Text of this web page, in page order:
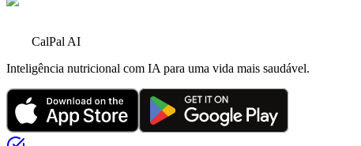
CalPal AI
Inteligência nutricional com IA para uma vida mais saudável.